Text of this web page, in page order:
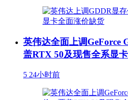
英伟达全面上调GeForce
盖RTX 50及现售全系显卡
5 24小时前